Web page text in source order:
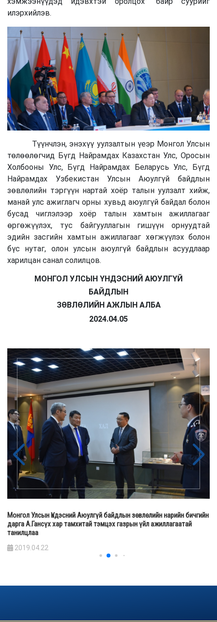
илэрхийлэв.
Түүнчлэн, энэхүү уулзалтын үеэр Монгол Улсын
төлөөлөгчид Бүгд Найрамдах Казахстан Улс, Оросын
Холбооны Улс, Бүгд Найрамдах Беларусь Улс, Бүгд
Найрамдах Узбекистан Улсын Аюулгүй байдлын
зөвлөлийн тэргүүн нартай хоёр талын уулзалт хийж,
манай улс ажиглагч орны хувьд аюулгүй байдал болон
бусад чиглэлээр хоёр талын хамтын ажиллагааг
өргөжүүлэх, тус байгууллагын гишүүн орнуудтай
эдийн засгийн хамтын ажиллагааг хөгжүүлэх болон
бүс нутаг, олон улсын аюулгүй байдлын асуудлаар
харилцан санал солилцов.
МОНГОЛ УЛСЫН ҮНДЭСНИЙ АЮУЛГҮЙ
БАЙДЛЫН
ЗӨВЛӨЛИЙН АЖЛЫН АЛБА
2024.04.05
Монгол Улсын Үндэсний Аюулгүй байдлын зөвлөлийн нарийн бичгийн
дарга А.Гансүх хар тамхитай тэмцэх газрын үйл ажиллагаатай
танилцлаа
2019.04.22